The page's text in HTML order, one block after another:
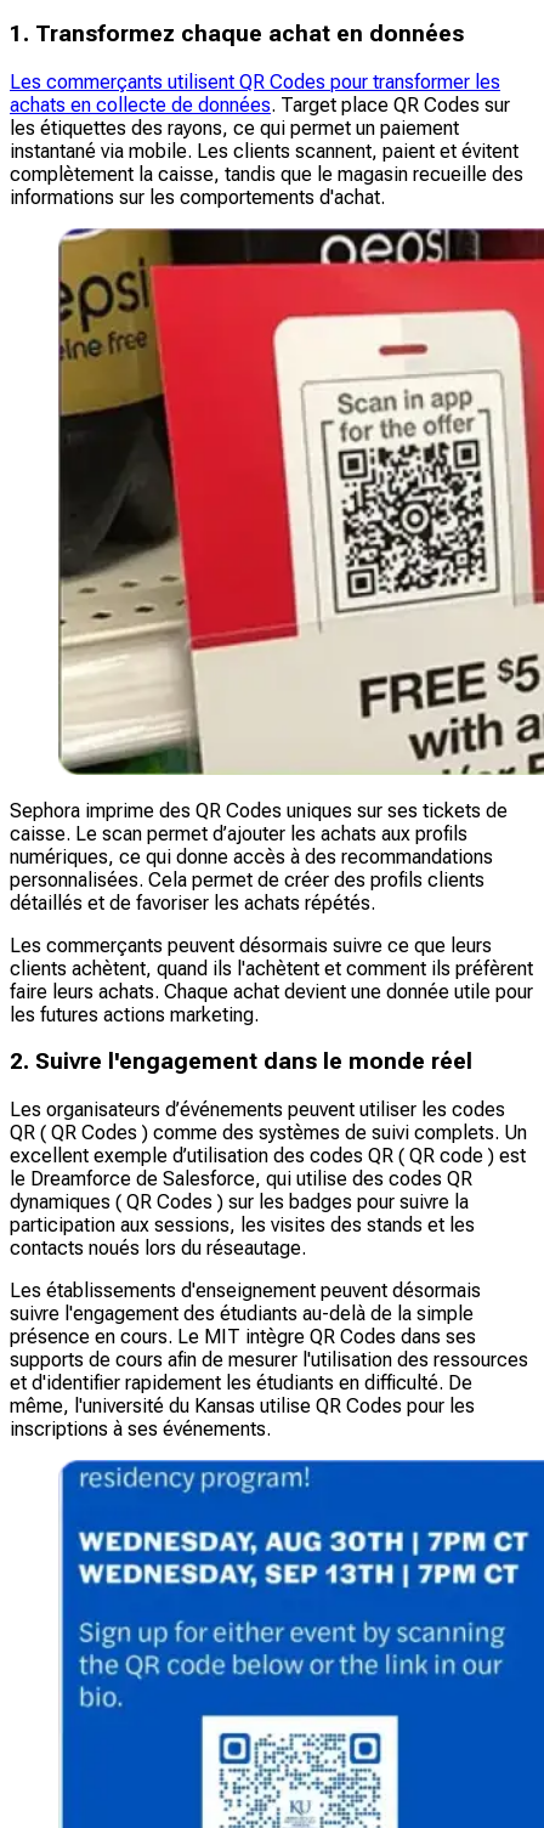
1. Transformez chaque achat en données
Les commerçants utilisent QR Codes pour transformer les
achats en collecte de données. Target place QR Codes sur
les étiquettes des rayons, ce qui permet un paiement
instantané via mobile. Les clients scannent, paient et évitent
complètement la caisse, tandis que le magasin recueille des
informations sur les comportements d'achat.
Sephora imprime des QR Codes uniques sur ses tickets de
caisse. Le scan permet d’ajouter les achats aux profils
numériques, ce qui donne accès à des recommandations
personnalisées. Cela permet de créer des profils clients
détaillés et de favoriser les achats répétés.
Les commerçants peuvent désormais suivre ce que leurs
clients achètent, quand ils l'achètent et comment ils préfèrent
faire leurs achats. Chaque achat devient une donnée utile pour
les futures actions marketing.
2. Suivre l'engagement dans le monde réel
Les organisateurs d’événements peuvent utiliser les codes
QR ( QR Codes ) comme des systèmes de suivi complets. Un
excellent exemple d’utilisation des codes QR ( QR code ) est
le Dreamforce de Salesforce, qui utilise des codes QR
dynamiques ( QR Codes ) sur les badges pour suivre la
participation aux sessions, les visites des stands et les
contacts noués lors du réseautage.
Les établissements d'enseignement peuvent désormais
suivre l'engagement des étudiants au-delà de la simple
présence en cours. Le MIT intègre QR Codes dans ses
supports de cours afin de mesurer l'utilisation des ressources
et d'identifier rapidement les étudiants en difficulté. De
même, l'université du Kansas utilise QR Codes pour les
inscriptions à ses événements.